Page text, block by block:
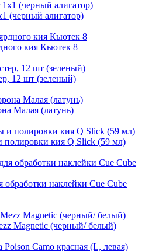
(черный алигатор)
кия Кьютек 8
12 шт (зеленый)
Малая (латунь)
полировки кия Q Slick (59 мл)
обработки наклейки Cue Cube
Magnetic (черный/ белый)